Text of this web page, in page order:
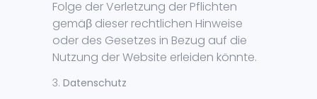
Folge der Verletzung der Pflichten
gemäβ dieser rechtlichen Hinweise
oder des Gesetzes in Bezug auf die
Nutzung der Website erleiden könnte.
Datenschutz